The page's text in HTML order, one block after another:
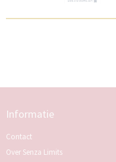
Informatie
Contact
Over Senza Limits